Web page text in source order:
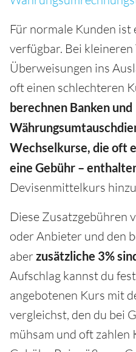
Für normale Kunden
verfügbar. Bei
Überweisungen ins
oft einen schlechteren
berechnen Banken und
Wechselkurse, die oft
eine Gebühr –
Devisenmittelkurs
Diese Zusatzgebühren
oder Anbieter und den
aberzusätzliche 3%
Aufschlag kannst du
angebotenen Kurs mit
vergleichst, den du bei
mühsam und oft zahlen